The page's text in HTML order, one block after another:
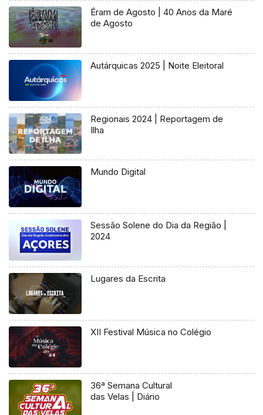
Éram de Agosto | 40 Anos da Maré
de Agosto
Autárquicas 2025 | Noite Eleitoral
Regionais 2024 | Reportagem de
Ilha
Mundo Digital
Sessão Solene do Dia da Região |
2024
Lugares da Escrita
XII Festival Música no Colégio
36ª Semana Cultural
das Velas | Diário